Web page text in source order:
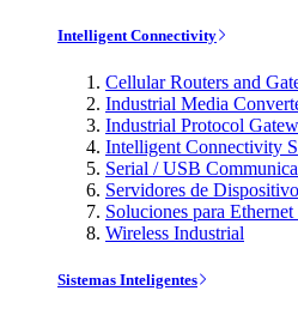
Intelligent Connectivity
Cellular Routers and
Industrial Media
Industrial Protocol
Intelligent Connectivity
Serial / USB
Servidores de
Soluciones para
Wireless Industrial
Sistemas Inteligentes